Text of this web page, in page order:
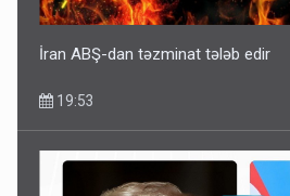
16:18
İran ABŞ-dan təzminat tələb edir
19:53